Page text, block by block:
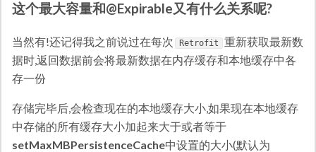
这个最大容量和@Expirable又有什么关系呢?
当然有!还记得我之前说过在每次 Retrofit
重新获取最新数
据时,返回数据前会将最新数据在内存缓存和本地缓存中各
存一份
存储完毕后,会检查现在的本地缓存大小,如果现在本地缓存
中存储的所有缓存大小加起来大于或者等于
setMaxMBPersistenceCache中设置的大小(默认为